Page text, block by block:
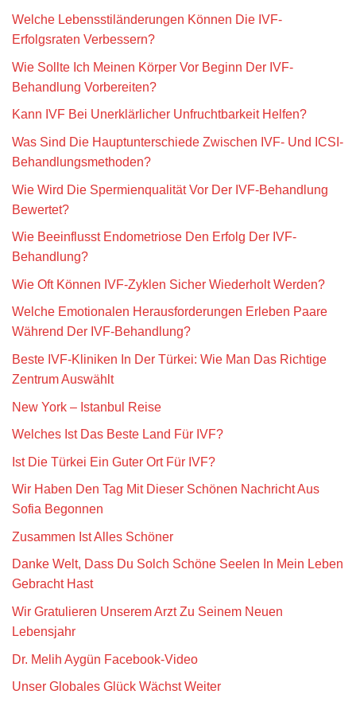
Welche Lebensstiländerungen Können Die IVF-
Erfolgsraten Verbessern?
Wie Sollte Ich Meinen Körper Vor Beginn Der IVF-
Behandlung Vorbereiten?
Kann IVF Bei Unerklärlicher Unfruchtbarkeit Helfen?
Was Sind Die Hauptunterschiede Zwischen IVF- Und ICSI-
Behandlungsmethoden?
Wie Wird Die Spermienqualität Vor Der IVF-Behandlung
Bewertet?
Wie Beeinflusst Endometriose Den Erfolg Der IVF-
Behandlung?
Wie Oft Können IVF-Zyklen Sicher Wiederholt Werden?
Welche Emotionalen Herausforderungen Erleben Paare
Während Der IVF-Behandlung?
Beste IVF-Kliniken In Der Türkei: Wie Man Das Richtige
Zentrum Auswählt
New York – Istanbul Reise
Welches Ist Das Beste Land Für IVF?
Ist Die Türkei Ein Guter Ort Für IVF?
Wir Haben Den Tag Mit Dieser Schönen Nachricht Aus
Sofia Begonnen
Zusammen Ist Alles Schöner
Danke Welt, Dass Du Solch Schöne Seelen In Mein Leben
Gebracht Hast
Wir Gratulieren Unserem Arzt Zu Seinem Neuen
Lebensjahr
Dr. Melih Aygün Facebook-Video
Unser Globales Glück Wächst Weiter